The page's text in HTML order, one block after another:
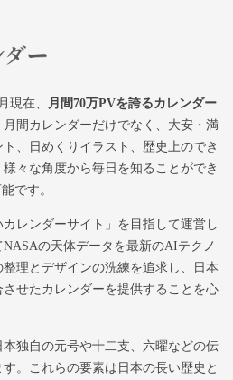
現在、
月間70万PVを誇るカレンダー
月間カレンダーだけでなく、大安・満
、日めくりイラスト、歴史上のでき
々な角度から毎日を知ることができ
です。
レンダーサイト」を目指して運営し
の天体データを最新のAIテクノ
理とデザインの洗練を追求し、日本
せたカレンダーを提供することを心
独自の元号や十二支、六曜などの伝
。これらの要素は日本の長い歴史と